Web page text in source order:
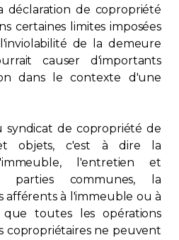
de copropriété
certaines limites imposées
de la demeure
causer d'importants
dans le contexte d'une
de copropriété de
objets, c'est à dire la
l'entretien et
parties communes, la
afférents à l'immeuble ou à
que toutes les opérations
copropriétaires ne peuvent